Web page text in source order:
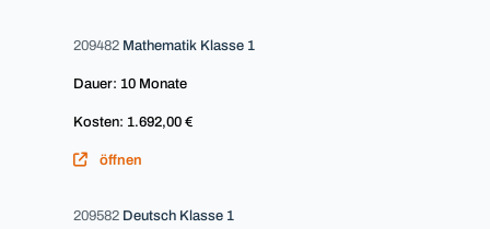
209482 Mathematik Klasse 1
Dauer: 10 Monate
Kosten: 1.692,00 €
öffnen
209582 Deutsch Klasse 1